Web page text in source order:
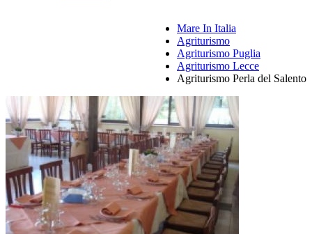
Mare In Italia
Agriturismo
Agriturismo Puglia
Agriturismo Lecce
Agriturismo Perla del Salento